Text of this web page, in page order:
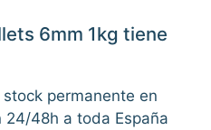
6mm 1kg tiene
permanente en
24/48h a toda España